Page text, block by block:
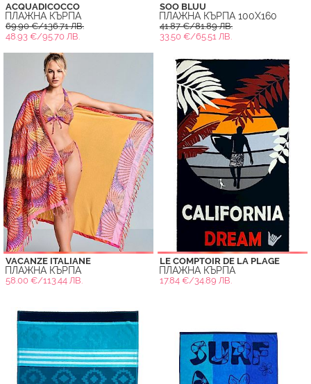
ACQUADICOCCO
ПЛАЖНА КЪРПА
69.90 €/136.71 ЛВ.
48.93 €/95.70 ЛВ.
SOO BLUU
ПЛАЖНА КЪРПА 100X160
41.87 €/81.89 ЛВ.
33.50 €/65.51 ЛВ.
VACANZE ITALIANE
ПЛАЖНА КЪРПА
58.00 €/113.44 ЛВ.
LE COMPTOIR DE LA PLAGE
ПЛАЖНА КЪРПА
17.84 €/34.89 ЛВ.